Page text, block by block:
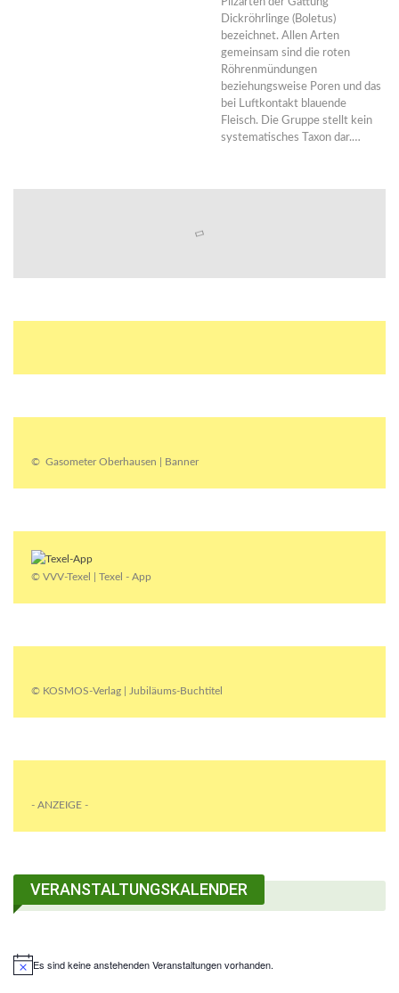
Dickröhrlinge (Boletus)
bezeichnet. Allen Arten
gemeinsam sind die roten
Röhrenmündungen
beziehungsweise Poren und das
bei Luftkontakt blauende
Fleisch. Die Gruppe stellt kein
systematisches Taxon dar.…
© Gasometer Oberhausen | Banner
© VVV-Texel | Texel - App
© KOSMOS-Verlag | Jubiläums-Buchtitel
- ANZEIGE -
VERANSTALTUNGSKALENDER
Es sind keine anstehenden Veranstaltungen vorhanden.